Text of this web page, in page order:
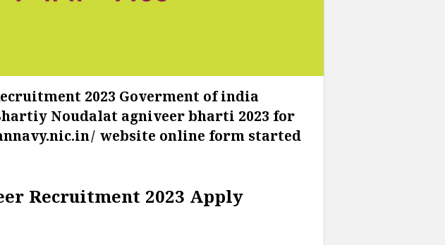
2023 Goverment of india
Noudalat agniveer bharti 2023 for
website online form started
Recruitment 2023 Apply